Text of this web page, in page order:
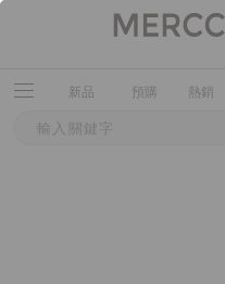
新品 預購 熱銷